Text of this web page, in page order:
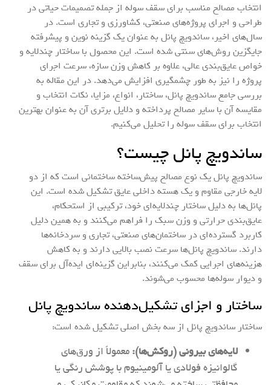
انتخاب مصالح مناسب برای سقف سوله از جمله تصمیمات حیاتی در
طراحی و اجرای پروژه‌های صنعتی، کشاورزی و تجاری است. در
سال‌های اخیر، ساندویچ پانل به عنوان یک گزینه نوین و پیشرفته
جایگزین روش‌های سنتی شده است. این محصول با ساختار چندلایه و
خواص عایق‌بندی عالی، علاوه بر کاهش وزن سازه، سرعت اجرای
پروژه را نیز به طور چشمگیری افزایش می‌دهد. در این مقاله به
بررسی جامع ساندویچ پانل، ساختار، انواع، مزایا، نکات انتخاب و
مقایسه آن با سایر مصالح پرداخته و دلایل برتری آن به عنوان بهترین
انتخاب برای سقف سوله را تحلیل می‌کنیم.
ساندویچ پانل چیست؟
ساندویچ پانل یک نوع مصالح پیش‌ساخته ساختمانی است که از دو
لایه خارجی مقاوم و یک هسته داخلی عایق تشکیل شده است. این
پانل‌ها به دلیل ساختار چندلایه‌ای خود، ترکیبی از استحکام،
عایق‌بندی حرارتی و وزن سبک را فراهم می‌کنند و به همین دلیل
کاربرد گسترده‌ای در ساختمان‌های صنعتی، تجاری و سردخانه‌ها
دارند. ساندویچ پانل‌ها سرعت نصب بالایی دارند و به کاهش
هزینه‌های اجرایی کمک می‌کنند، بنابراین گزینه‌ای ایده‌آل برای سقف
و دیوار سوله‌ها محسوب می‌شوند.
ساختار و اجزای تشکیل‌دهنده ساندویچ پانل
ساختار ساندویچ پانل از سه بخش اصلی تشکیل شده است:
لایه‌های بیرونی (روکش‌ها):معمولاً از ورق‌های
گالوانیزه فولادی یا آلومینیوم با پوشش رنگی یا